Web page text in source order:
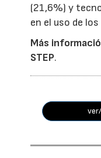
(21,6%) y
en el uso de
Más
STEP.